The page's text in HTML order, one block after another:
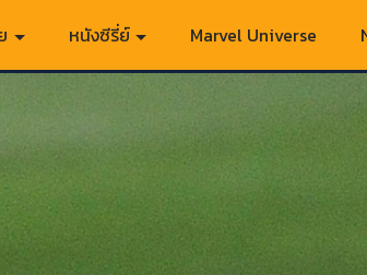
หนังซีรี่ย์ Marvel Universe